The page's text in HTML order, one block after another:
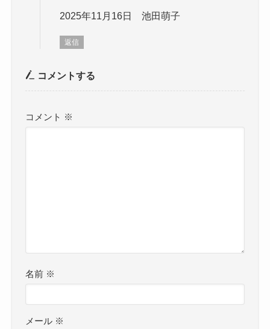
2025年11月16日 池田萌子
返信
コメントする
コメント ※
名前 ※
メール ※